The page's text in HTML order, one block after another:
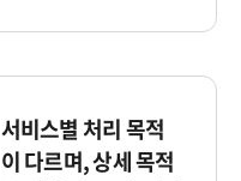
서비스별 처리 목적
이 다르며, 상세 목적